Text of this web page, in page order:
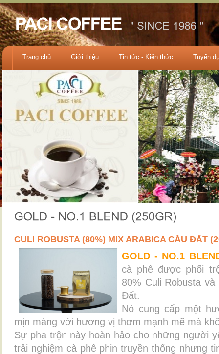
Trang chủ Giới thiệu Tin tức - Kiến thức Tuyển
CULI ROBUSTA (80%) MIX ARABICA CẦU ĐẤT
GOLD - NO.1
cà phê được phối
80% Culi Robusta
Đất.
Nó cung cấp một
mịn màng với hương vị thơm mạnh mẽ mà
Sự pha trộn này hoàn hảo cho những người
trải nghiệm cà phê phintruyền thống nhưng